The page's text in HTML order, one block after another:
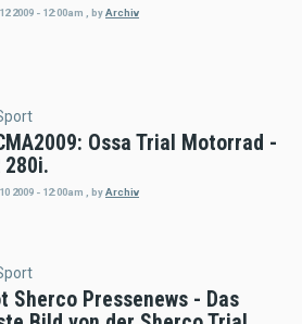
2009 - 12:00am , byArchiv
Ossa Trial Motorrad -
280i.
2009 - 12:00am byArchiv
Sherco Pressenews - Das